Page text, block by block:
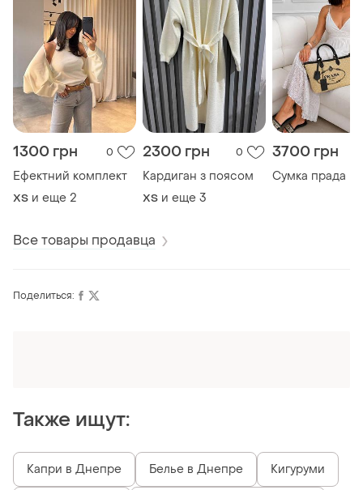
1300 грн 0
Ефектний комплект
ХS и еще 2
2300 грн 0
Кардиган з поясом
ХS и еще 3
3700 грн
Сумка прада
Все товары продавца
Поделиться:
Также ищут:
Капри в Днепре Белье в Днепре Кигуруми